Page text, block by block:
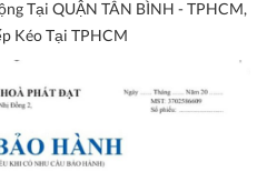
Tại QUẬN TÂN BÌNH - TPHCM,
Kéo Tại TPHCM